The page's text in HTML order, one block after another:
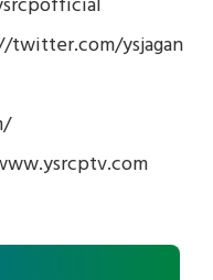
twitter.com/ysjagan